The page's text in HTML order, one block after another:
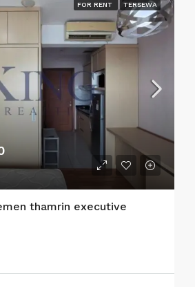
FOR RENT TERSEWA
thamrin executive